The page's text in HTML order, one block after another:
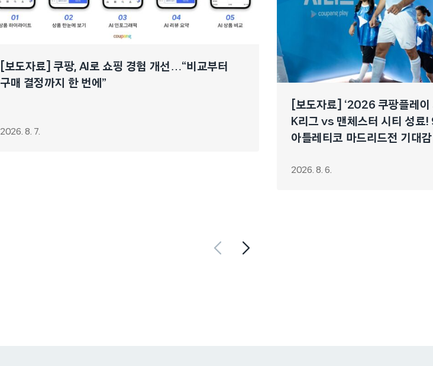
[보도자료] 쿠팡, AI로 쇼핑 경험 개선…“비교부터
구매 결정까지 한 번에”
2026. 8. 7.
[보도자료] ‘2026 쿠팡플레이
K리그 vs 맨체스터 시티 성료!
아틀레티코 마드리드전 기대
2026. 8. 6.